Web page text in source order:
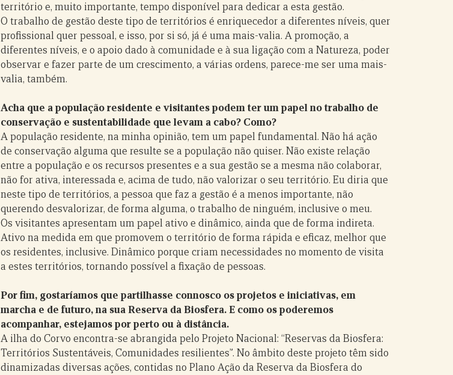
território e, muito importante, tempo disponível para dedicar a esta gestão.
O trabalho de gestão deste tipo de territórios é enriquecedor a diferentes níveis, quer
profissional quer pessoal, e isso, por si só, já é uma mais-valia. A promoção, a
diferentes níveis, e o apoio dado à comunidade e à sua ligação com a Natureza, poder
observar e fazer parte de um crescimento, a várias ordens, parece-me ser uma mais-
valia, também.
Acha que a população residente e visitantes podem ter um papel no trabalho de
conservação e sustentabilidade que levam a cabo? Como?
A população residente, na minha opinião, tem um papel fundamental. Não há ação
de conservação alguma que resulte se a população não quiser. Não existe relação
entre a população e os recursos presentes e a sua gestão se a mesma não colaborar,
não for ativa, interessada e, acima de tudo, não valorizar o seu território. Eu diria que
neste tipo de territórios, a pessoa que faz a gestão é a menos importante, não
querendo desvalorizar, de forma alguma, o trabalho de ninguém, inclusive o meu.
Os visitantes apresentam um papel ativo e dinâmico, ainda que de forma indireta.
Ativo na medida em que promovem o território de forma rápida e eficaz, melhor que
os residentes, inclusive. Dinâmico porque criam necessidades no momento de visita
a estes territórios, tornando possível a fixação de pessoas.
Por fim, gostaríamos que partilhasse connosco os projetos e iniciativas, em
marcha e de futuro, na sua Reserva da Biosfera. E como os poderemos
acompanhar, estejamos por perto ou à distância.
A ilha do Corvo encontra-se abrangida pelo Projeto Nacional: “Reservas da Biosfera:
Territórios Sustentáveis, Comunidades resilientes”. No âmbito deste projeto têm sido
dinamizadas diversas ações, contidas no Plano Ação da Reserva da Biosfera do